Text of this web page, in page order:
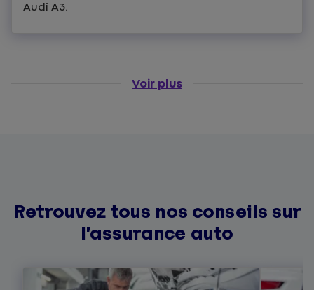
Audi A3.
Voir plus
Retrouvez tous nos conseils sur
l’assurance auto